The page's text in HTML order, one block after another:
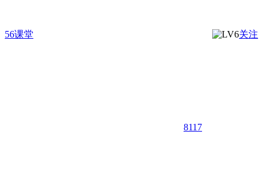
56课堂 关注
8117